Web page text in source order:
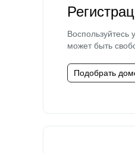
может быть
Подобрать